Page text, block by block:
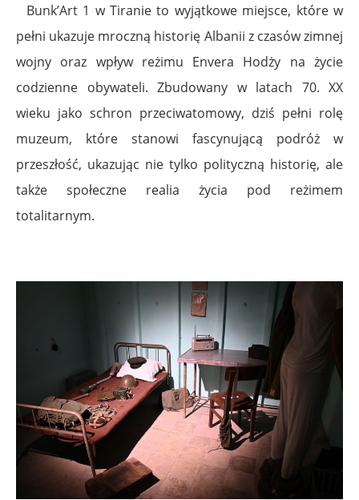
Bunk’Art 1 w Tiranie to wyjątkowe miejsce, które w
pełni ukazuje mroczną historię Albanii z czasów zimnej
wojny oraz wpływ reżimu Envera Hodży na życie
codzienne obywateli. Zbudowany w latach 70. XX
wieku jako schron przeciwatomowy, dziś pełni rolę
muzeum, które stanowi fascynującą podróż w
przeszłość, ukazując nie tylko polityczną historię, ale
także społeczne realia życia pod reżimem
totalitarnym.